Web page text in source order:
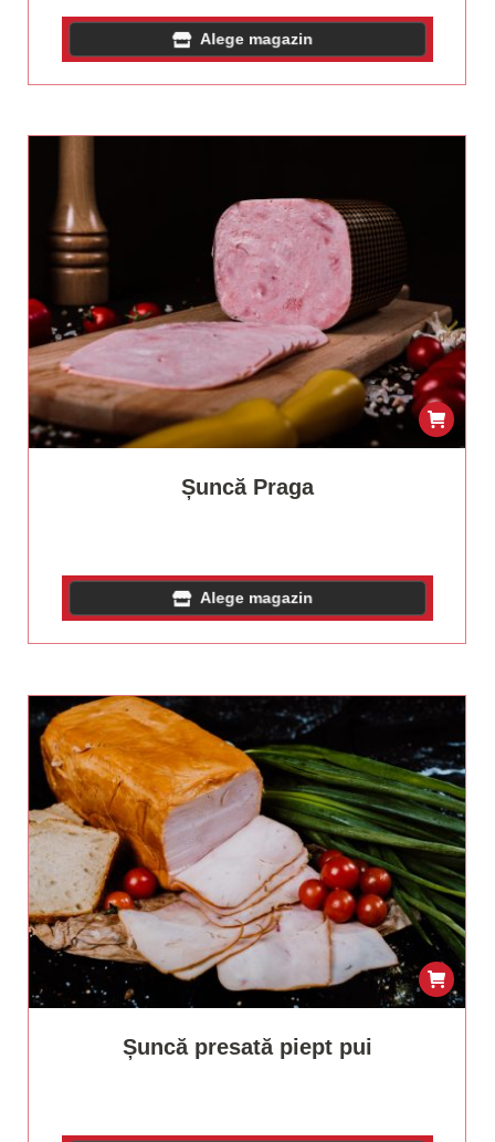
Alege magazin
Șuncă Praga
Alege magazin
Șuncă presată piept pui